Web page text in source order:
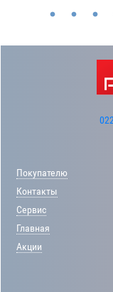
Покупателю
Контакты
Сервис
Главная
Акции